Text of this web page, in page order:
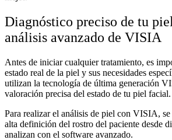
Diagnóstico preciso de tu
análisis avanzado de VISIA
Antes de iniciar cualquier tratamiento, es
estado real de la piel y sus necesidades
utilizan la tecnología de última generación
valoración precisa del estado de tu piel facial.
Para realizar el análisis de piel con VISIA, se
alta definición del rostro del paciente desde
analizan con el software avanzado.